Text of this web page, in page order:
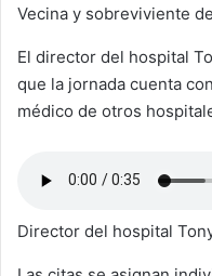
Vecina y sobreviviente
El director del hospital
que la jornada cuenta
médico de otros
Director del hospital